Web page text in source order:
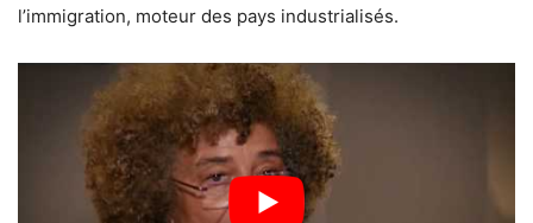
l’immigration, moteur des pays industrialisés.